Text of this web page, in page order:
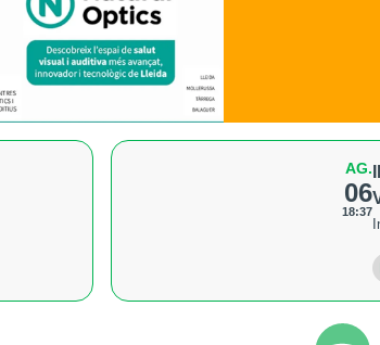
AG.
06
18:37